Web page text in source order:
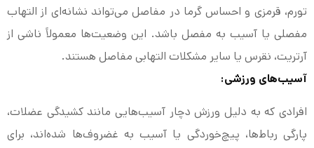
تورم، قرمزی و احساس گرما در مفاصل می‌تواند نشانه‌ای از التهاب
مفصلی یا آسیب به مفصل باشد. این وضعیت‌ها معمولاً ناشی از
آرتریت، نقرس یا سایر مشکلات التهابی مفاصل هستند.
آسیب‌های ورزشی:
افرادی که به دلیل ورزش دچار آسیب‌هایی مانند کشیدگی عضلات،
پارگی رباط‌ها، پیچ‌خوردگی یا آسیب به غضروف‌ها شده‌اند، برای